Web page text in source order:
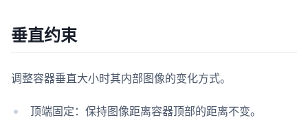
垂直约束
调整容器垂直大小时其内部图像的变化方式。
顶端固定：保持图像距离容器顶部的距离不变。